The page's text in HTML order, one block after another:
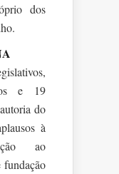
dos
e 19
do
à
ao
fundação